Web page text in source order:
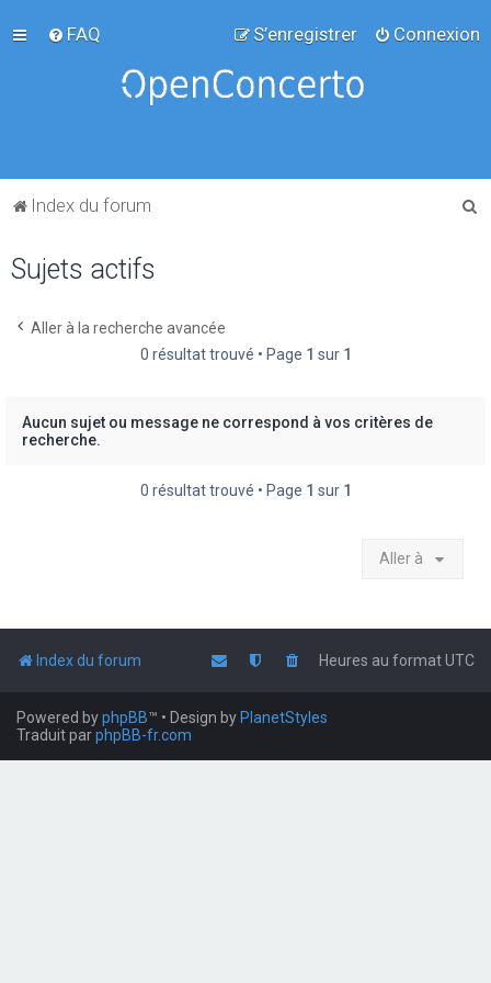
FAQ Connexion
S’enregistrer
Index du forum
Sujets actifs
Aller à la recherche avancée
0 résultat trouvé • Page 1 sur 1
Aucun sujet ou message ne correspond à vos critères de
recherche.
0 résultat trouvé • Page 1 sur 1
Aller à
Index du forum Heures au formatUTC
Powered byphpBB™ • Design by PlanetStyles
Traduit parphpBB-fr.com